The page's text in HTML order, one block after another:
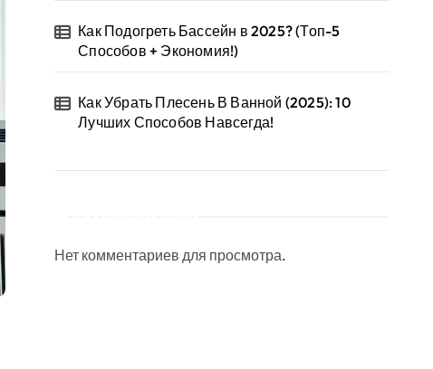
Как Подогреть Бассейн в 2025? (Топ-5
Способов + Экономия!)
Как Убрать Плесень В Ванной (2025): 10
Лучших Способов Навсегда!
Нет комментариев для просмотра.